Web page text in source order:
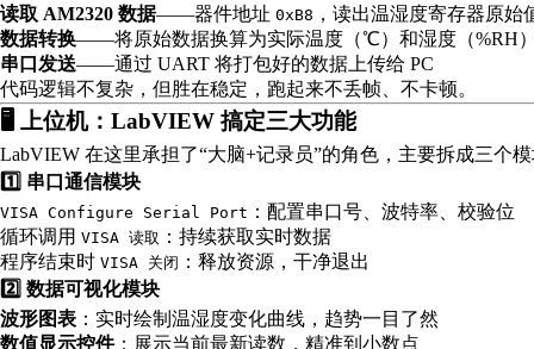
读取 AM2320 数据——器件地址 0xB8 ，读出温湿度寄存器原始
数据转换——将原始数据换算为实际温度（℃）和湿度（%RH）
串口发送——通过 UART 将打包好的数据上传给 PC
代码逻辑不复杂，但胜在稳定，跑起来不丢帧、不卡顿。
🖥️ 上位机：LabVIEW 搞定三大功能
LabVIEW 在这里承担了“大脑+记录员”的角色，主要拆成三个模
1️⃣ 串口通信模块
VISA Configure Serial Port ：配置串口号、波特率、校验位
循环调用 VISA 读取 ：持续获取实时数据
程序结束时 VISA 关闭 ：释放资源，干净退出
2️⃣ 数据可视化模块
波形图表 ：实时绘制温湿度变化曲线，趋势一目了然
数值显示控件：展示当前最新读数，精准到小数点